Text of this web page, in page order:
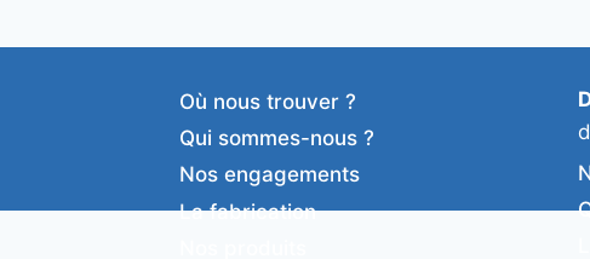
Où nous trouver ?
Qui sommes-nous ?
Nos engagements
La fabrication